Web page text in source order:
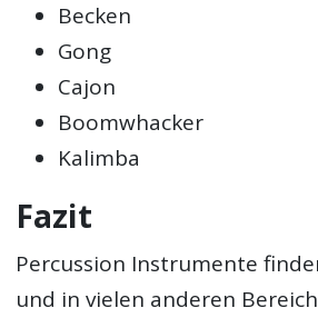
Becken
Gong
Cajon
Boomwhacker
Kalimba
Fazit
Percussion Instrumente
und in vielen anderen